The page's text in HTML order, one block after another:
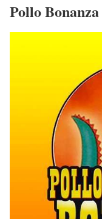
Pollo Bonanza